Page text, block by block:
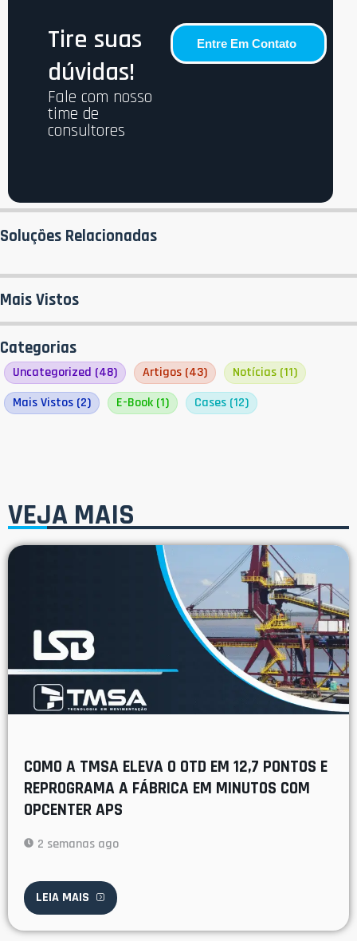
Tire suas
dúvidas!
Fale com nosso
time de
consultores
Entre Em Contato
Soluções Relacionadas
Mais Vistos
Categorias
Uncategorized (48) Artigos (43) Notícias (11)
Mais Vistos (2) E-Book (1) Cases (12)
VEJA MAIS
COMO A TMSA ELEVA O OTD EM 12,7 PONTOS E
REPROGRAMA A FÁBRICA EM MINUTOS COM
OPCENTER APS
2 semanas ago
LEIA MAIS